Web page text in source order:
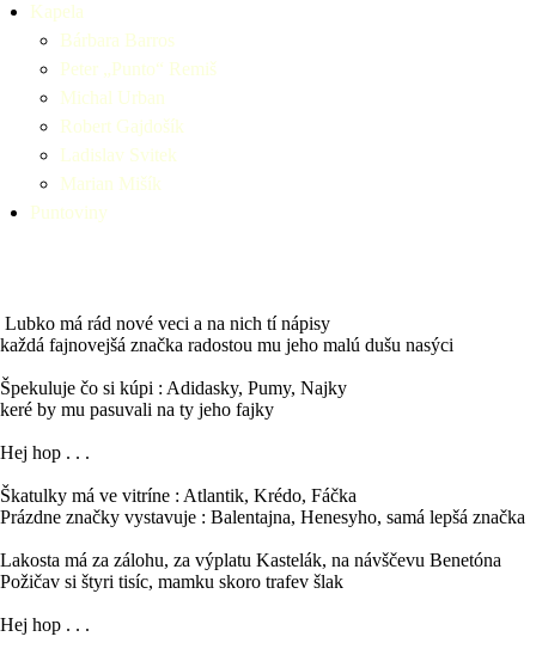
Kapela
Bárbara Barros
Peter „Punto“ Remiš
Michal Urban
Robert Gajdošík
Ladislav Svitek
Marian Mišík
Puntoviny
Lubko má rád nové veci a na nich tí nápisy
každá fajnovejšá značka radostou mu jeho malú dušu nasýci
Špekuluje čo si kúpi : Adidasky, Pumy, Najky
keré by mu pasuvali na ty jeho fajky
Hej hop . . .
Škatulky má ve vitríne : Atlantik, Krédo, Fáčka
Prázdne značky vystavuje : Balentajna, Henesyho, samá lepšá značka
Lakosta má za zálohu, za výplatu Kastelák, na návščevu Benetóna
Požičav si štyri tisíc, mamku skoro trafev šlak
Hej hop . . .